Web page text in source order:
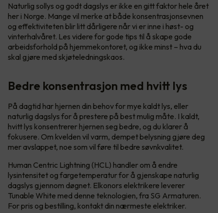
Naturlig sollys og godt dagslys er ikke en gitt faktor hele året
her i Norge. Mange vil merke at både konsentrasjonsevnen
og effektiviteten blir litt dårligere når vi er inne i høst- og
vinterhalvåret. Les videre for gode tips til å skape gode
arbeidsforhold på hjemmekontoret, og ikke minst – hva du
skal gjøre med skjøteledningskaos.
Bedre konsentrasjon med hvitt lys
På dagtid har hjernen din behov for mye kaldt lys, eller
naturlig dagslys for å prestere på best mulig måte. I kaldt,
hvitt lys konsentrerer hjernen seg bedre, og du klarer å
fokusere. Om kvelden vil varm, dempet belysning gjøre deg
mer avslappet, noe som vil føre til bedre søvnkvalitet.
Human Centric Lightning (HCL) handler om å endre
lysintensitet og fargetemperatur for å gjenskape naturlig
dagslys gjennom døgnet. Elkonors elektrikere leverer
Tunable White med denne teknologien, fra SG Armaturen.
For pris og bestilling, kontakt din nærmeste elektriker.